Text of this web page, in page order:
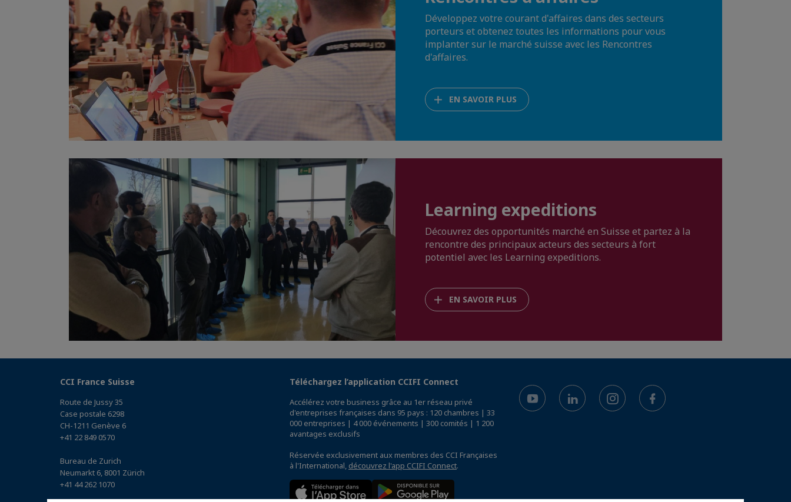
Développez votre courant d'affaires dans des secteurs
porteurs et obtenez toutes les informations pour vous
implanter sur le marché suisse avec les Rencontres
d'affaires.
EN SAVOIR PLUS
Learning expeditions
Découvrez des opportunités marché en Suisse et partez à la
rencontre des principaux acteurs des secteurs à fort
potentiel avec les Learning expeditions.
EN SAVOIR PLUS
CCI France Suisse
Route de Jussy 35
Case postale 6298
CH-1211 Genève 6
+41 22 849 0570
Bureau de Zurich
Neumarkt 6, 8001 Zürich
+41 44 262 1070
Téléchargez l’application CCIFI Connect
Accélérez votre business grâce au 1er réseau privé
d'entreprises françaises dans 95 pays : 120 chambres | 33
000 entreprises | 4 000 événements | 300 comités | 1 200
avantages exclusifs
Réservée exclusivement aux membres des CCI Françaises
à l'International, découvrez l'app CCIFI Connect.